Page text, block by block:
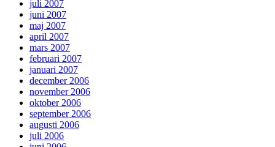
juli 2007
juni 2007
maj 2007
april 2007
mars 2007
februari 2007
januari 2007
december 2006
november 2006
oktober 2006
september 2006
augusti 2006
juli 2006